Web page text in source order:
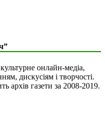
онлайн-медіа,
дискусіям і творчості.
архів газети за 2008-2019.